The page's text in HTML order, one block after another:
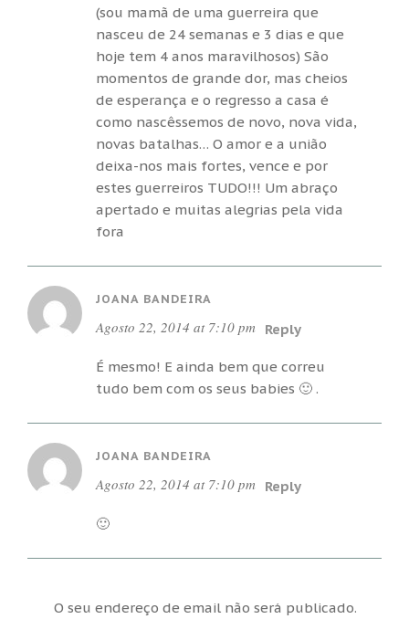
(sou mamã de uma guerreira que
nasceu de 24 semanas e 3 dias e que
hoje tem 4 anos maravilhosos) São
momentos de grande dor, mas cheios
de esperança e o regresso a casa é
como nascêssemos de novo, nova vida,
novas batalhas… O amor e a união
deixa-nos mais fortes, vence e por
estes guerreiros TUDO!!! Um abraço
apertado e muitas alegrias pela vida
fora
JOANA BANDEIRA
Agosto 22, 2014 at 7:10 pm Reply
É mesmo! E ainda bem que correu
tudo bem com os seus babies 🙂 .
JOANA BANDEIRA
Agosto 22, 2014 at 7:10 pm Reply
🙂
O seu endereço de email não será publicado.